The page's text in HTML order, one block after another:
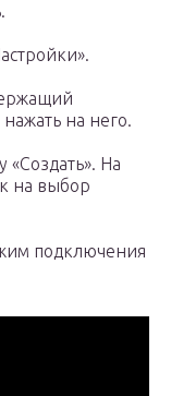
на него.
На
на выбор
подключения